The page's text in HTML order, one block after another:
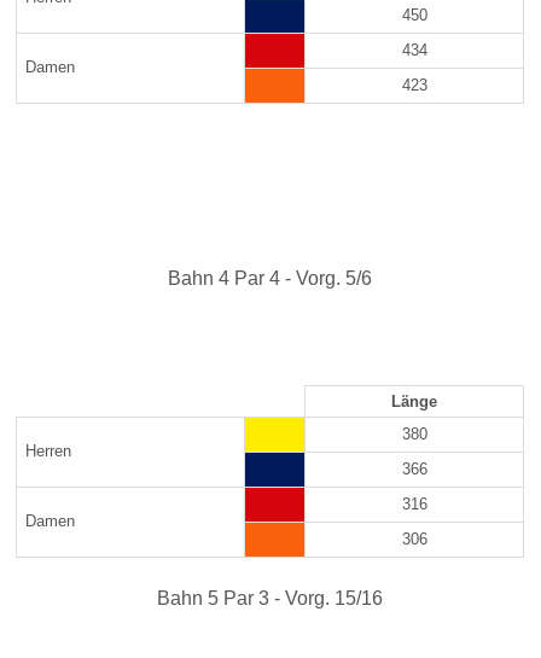
450
Damen
434
423
Bahn 4 Par 4 - Vorg. 5/6
Länge
Herren
380
366
Damen
316
306
Bahn 5 Par 3 - Vorg. 15/16